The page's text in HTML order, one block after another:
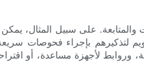
والمتابعة. على سبيل المثال،
لتذكيرهم بإجراء فحوصات
لأجهزة مساعدة، أو